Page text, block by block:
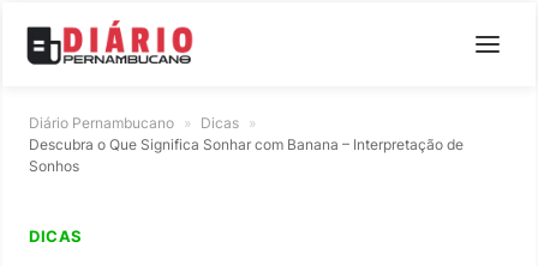
Diário Pernambucano » Dicas »
Descubra o Que Significa Sonhar com Banana – Interpretação de
Sonhos
DICAS